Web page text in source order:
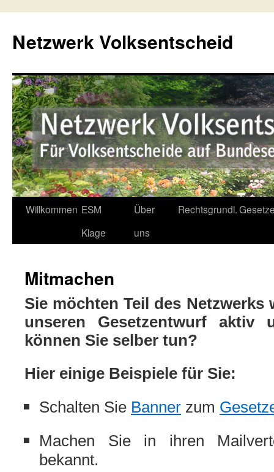
Netzwerk Volksentscheid
Springe
Willkommen ESM
Klage
Über
uns
Rechtsgrundl.
Mitmachen
Sie möchten Teil des Netzwerks
unseren Gesetzentwurf aktiv
können Sie selber tun?
Hier einige Beispiele für Sie:
Schalten Sie Banner zum
Machen Sie in ihren
bekannt.